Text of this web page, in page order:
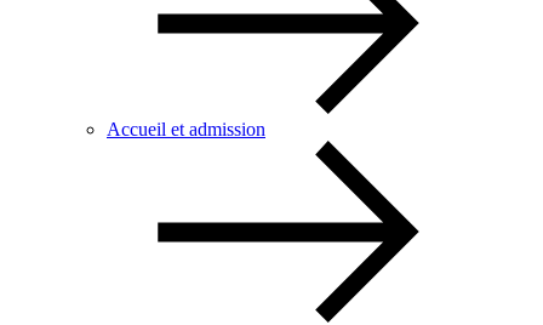
Accueil et admission